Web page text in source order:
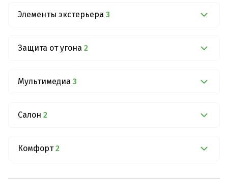
Элементы экстерьера 3
Защита от угона 2
Мультимедиа 3
Салон 2
Комфорт 2